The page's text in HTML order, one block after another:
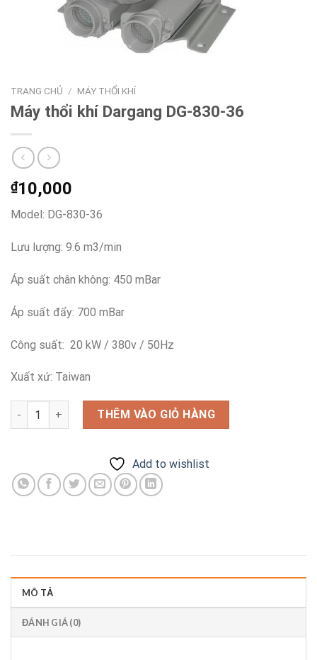
TRANG CHỦ / MÁY THỔI KHÍ
Máy thổi khí Dargang DG-830-36
₫10,000
Model: DG-830-36
Lưu lượng: 9.6 m3/min
Áp suất chân không: 450 mBar
Áp suất đẩy: 700 mBar
Công suất: 20 kW / 380v / 50Hz
Xuất xứ: Taiwan
Máy thổi khí Dargang DG-830-36 số lượng
THÊM VÀO GIỎ HÀNG
Add to wishlist
MÔ TẢ
ĐÁNH GIÁ (0)